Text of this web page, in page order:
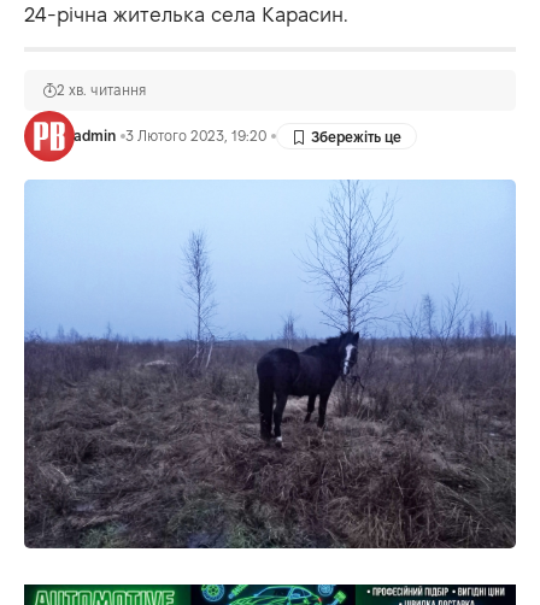
24-річна жителька села Карасин.
admin 3 Лютого 2023, 19:20
2 хв. читання